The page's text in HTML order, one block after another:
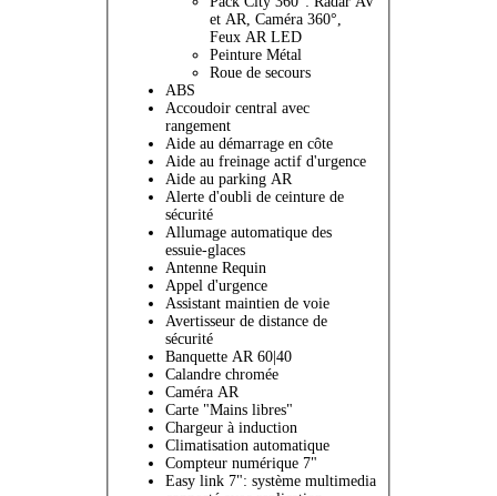
et AR, Caméra 360°,
Feux AR LED
Peinture Métal
Roue de secours
ABS
Accoudoir central avec
rangement
Aide au démarrage en côte
Aide au freinage actif d'urgence
Aide au parking AR
Alerte d'oubli de ceinture de
sécurité
Allumage automatique des
essuie-glaces
Antenne Requin
Appel d'urgence
Assistant maintien de voie
Avertisseur de distance de
sécurité
Banquette AR 60|40
Calandre chromée
Caméra AR
Carte "Mains libres"
Chargeur à induction
Climatisation automatique
Compteur numérique 7"
Easy link 7": système multimedia